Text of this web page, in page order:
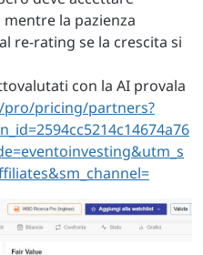
la pazienza
re-rating se la crescita si
con la AI provala
pricing/partners?